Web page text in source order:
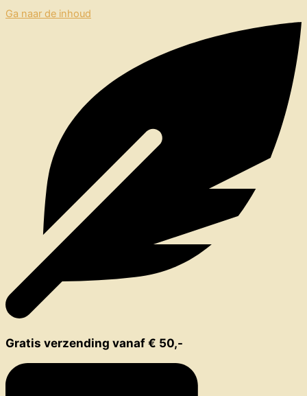
Ga naar de inhoud
Gratis verzending vanaf € 50,-